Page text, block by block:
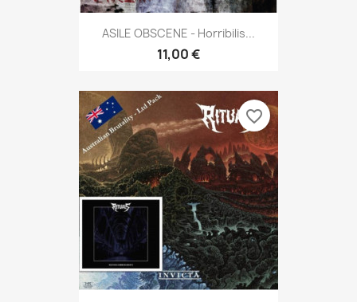
ASILE OBSCENE - Horribilis...
11,00 €
favorite_border